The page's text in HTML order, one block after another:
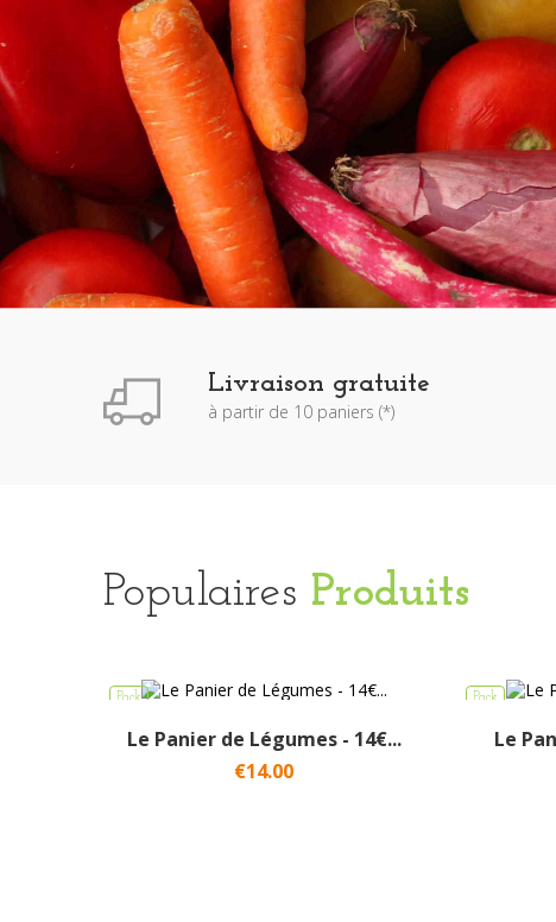
Livraison gratuite
à partir de 10 paniers (*)
Populaires Produits
Pack
Le Panier de Légumes - 14€...
€14.00
Pack
Le